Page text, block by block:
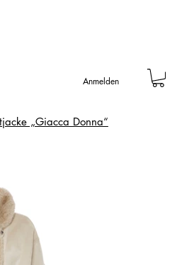
Anmelden
„Giacca Donna“